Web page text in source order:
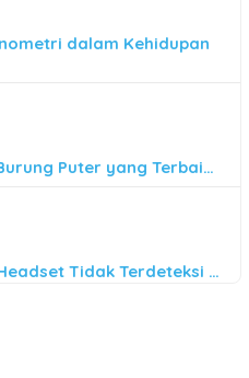
dalam Kehidupan
Puter yang Terbai…
Tidak Terdeteksi …